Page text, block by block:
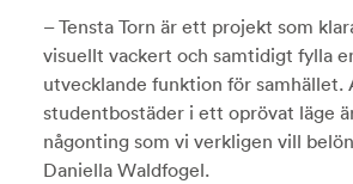
– Tensta Torn är ett projekt som
visuellt vackert och samtidigt fylla
utvecklande funktion för samhället.
studentbostäder i ett oprövat läge
någonting som vi verkligen vill
Daniella Waldfogel.